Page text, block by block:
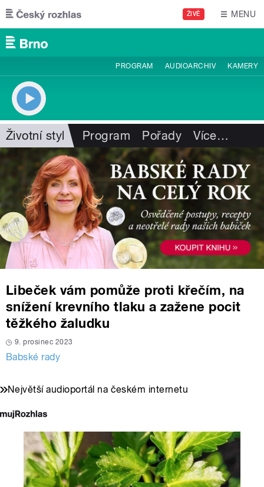
Přejít k hlavnímu obsahu
ŽIVĚ MENU
PROGRAM AUDIOARCHIV KAMERY
Životní styl Program Pořady Více…
Libeček vám pomůže proti křečím, na
snížení krevního tlaku a zažene pocit
těžkého žaludku
9. prosinec 2023
Babské rady
Největší audioportál na českém internetu